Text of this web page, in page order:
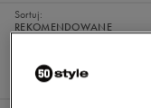
Sortuj:
REKOMENDOWANE